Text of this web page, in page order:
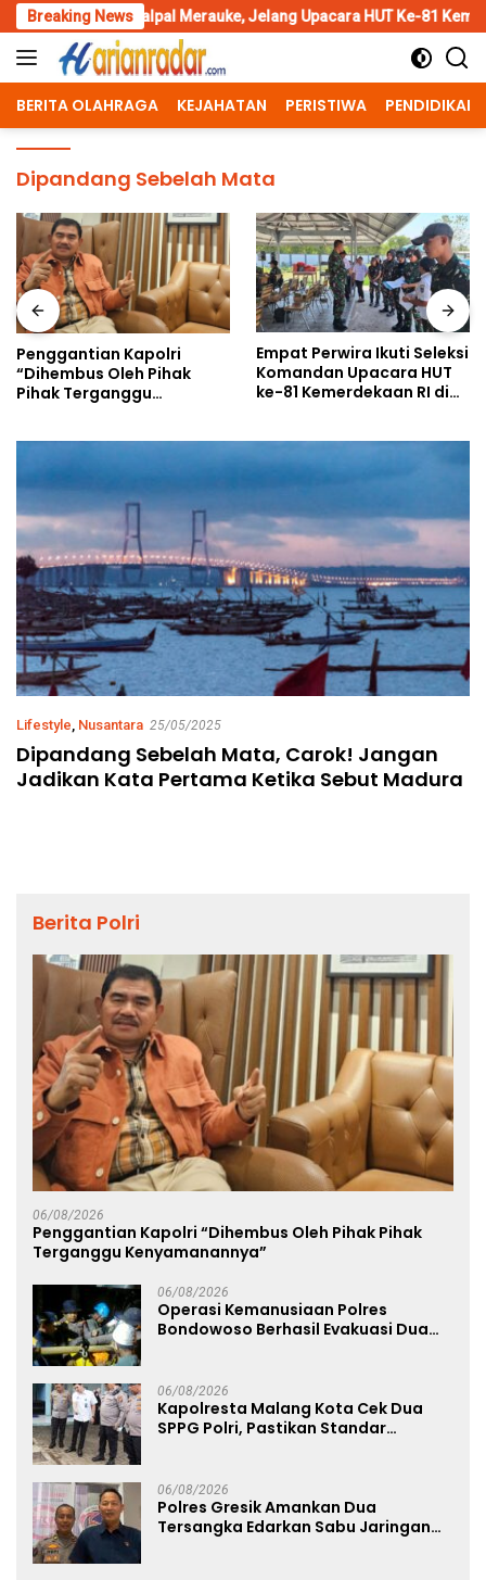
Skip
to
content
Breaking News
Merauke, Jelang Upacara HUT Ke-81 Kemerdekaan RI
BERITA OLAHRAGA KEJAHATAN PERISTIWA PENDIDIKAN
Dipandang Sebelah Mata
Penggantian Kapolri
“Dihembus Oleh Pihak
Pihak Terganggu
Empat Perwira Ikuti Seleksi
Komandan Upacara HUT
ke-81 Kemerdekaan RI di
Lifestyle Nusantara 25/05/2025
Dipandang Sebelah Mata, Carok! Jangan
Jadikan Kata Pertama Ketika Sebut Madura
Berita Polri
06/08/2026
Penggantian Kapolri “Dihembus Oleh Pihak Pihak
Terganggu Kenyamanannya”
06/08/2026
Operasi Kemanusiaan Polres
Bondowoso Berhasil Evakuasi Dua
06/08/2026
Kapolresta Malang Kota Cek Dua
SPPG Polri, Pastikan Standar
06/08/2026
Polres Gresik Amankan Dua
Tersangka Edarkan Sabu Jaringan